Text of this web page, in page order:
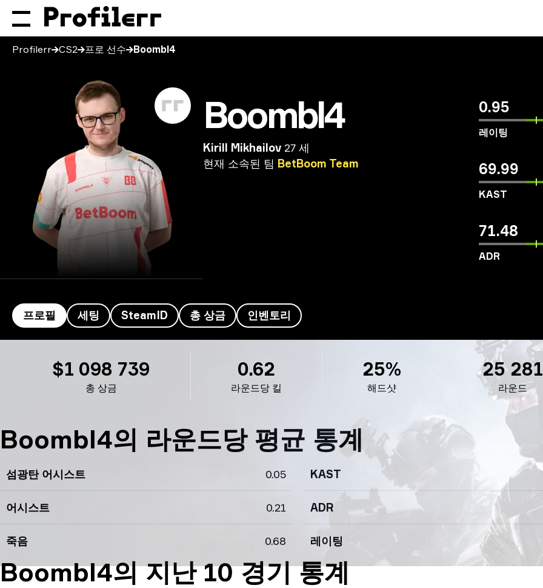
Profilerr CS2 프로 선수 Boombl4
Boombl4
Kirill Mikhailov 27 세
현재 소속된 팀 BetBoom Team
0.95
레이팅
69.99
KAST
71.48
ADR
프로필 세팅 SteamID 총 상금 인벤토리
총 상금
$1 098 739
라운드당 킬
0.62
해드샷
25%
라운드
25 281
Boombl4의 라운드당 평균 통계
섬광탄 어시스트 0.05 KAST
어시스트 0.21 ADR
죽음 0.68 레이팅
Boombl4의 지난 10 경기 통계